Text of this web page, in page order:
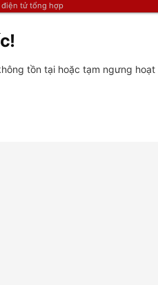
tử tổng hợp
tồn tại hoặc tạm ngưng